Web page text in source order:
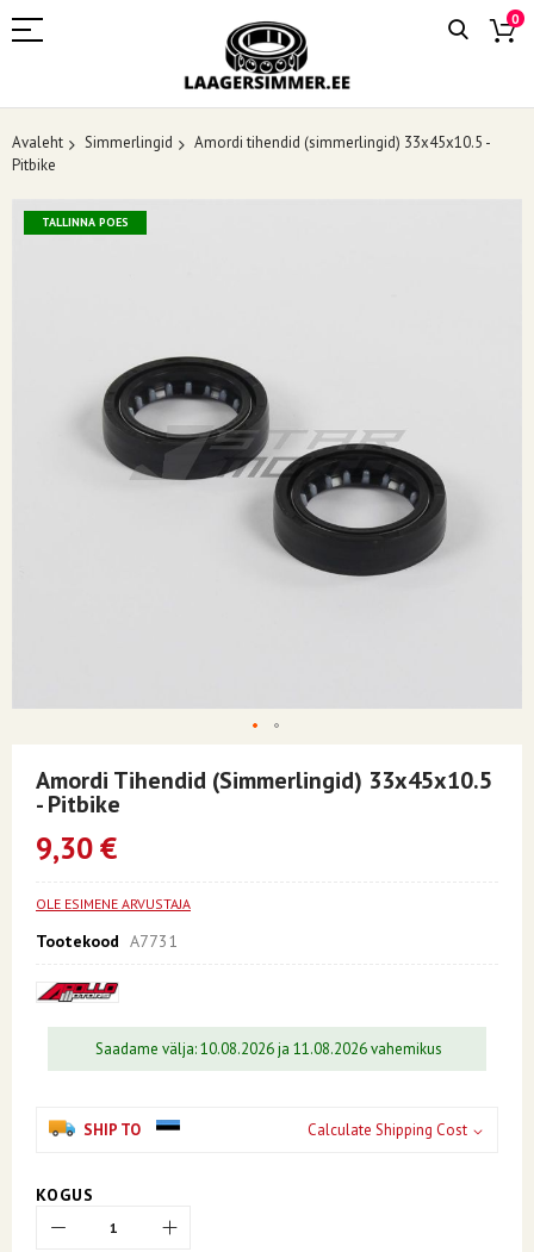
0
Avaleht Simmerlingid
Amordi tihendid (simmerlingid) 33x45x10.5 -
Pitbike
Skip
TALLINNA POES
beginning
gallery
Amordi Tihendid (simmerlingid) 33x45x10.5
- Pitbike
9,30 €
OLE ESIMENE ARVUSTAJA
Tootekood A7731
Saadame välja: 10.08.2026 ja 11.08.2026 vahemikus
SHIP TO Calculate Shipping Cost
KOGUS